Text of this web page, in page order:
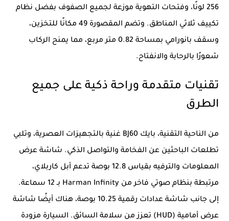
256 لونًا، وفتحات التهوية موزعة لجميع الصفوف بفضل نظام
تكييف ثلاثي المناطق. وتضم المقصورة 49 مكانًا للتخزين،
وسقف بانورامي بمساحة 0.82 متر مربع، مما يمنح الركاب
شعورًا بالرحابة والانفتاح.
تقنيات متقدمة وراحة ذكية على جميع
الطرق
من الناحية التقنية، بايك BJ60 غنية بالتجهيزات العصرية، وتلبي
تطلعات الباحثين عن الفخامة والتواصل الذكي. شاشة عرض
المعلومات والترفيه بقياس 12.8 بوصة تدعم أبل كاربلاي،
مرتبطة بنظام صوتي فاخر من Harman Infinity بـ 12 سماعة.
إلى جانب شاشة عدادات رقمية 10.25 بوصة، هناك أيضًا شاشة
عرض أمامية (HUD) تعزز من سلامة السائق. السيارة مزودة